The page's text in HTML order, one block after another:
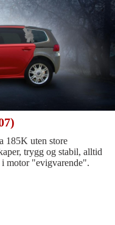
185K uten store
trygg og stabil, alltid
i motor "evigvarende".